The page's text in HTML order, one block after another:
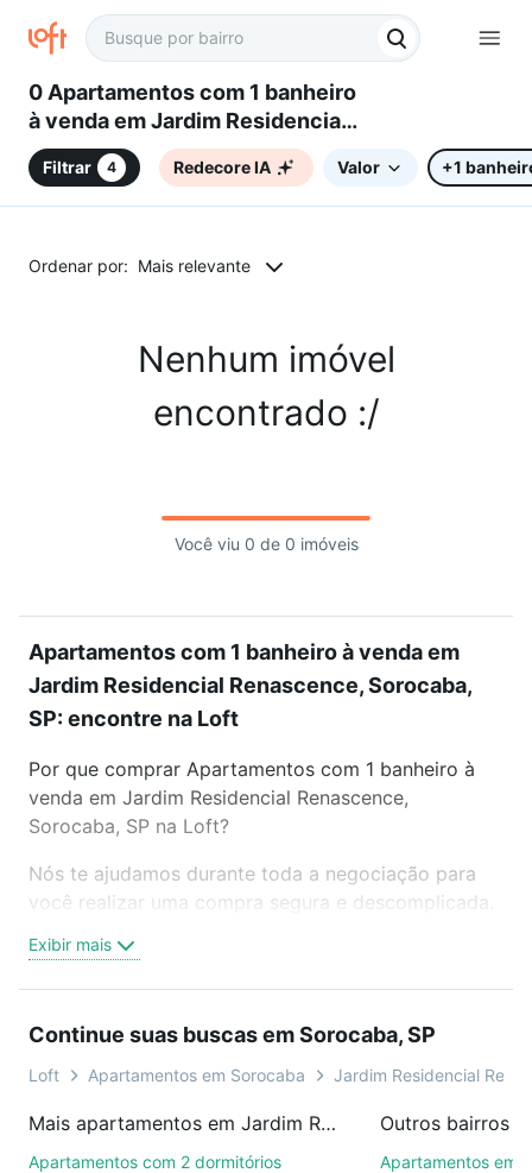
0 Apartamentos com 1 banheiro
à venda em Jardim Residencial
Renascence, Sorocaba, SP
Filtrar 4 Redecore IA Valor +1
Ordenar por: Mais relevante
Nenhum imóvel
encontrado :/
Você viu 0 de 0 imóveis
Apartamentos com 1 banheiro à venda em
Jardim Residencial Renascence, Sorocaba,
SP: encontre na Loft
Por que comprar Apartamentos com 1 banheiro à
venda em Jardim Residencial Renascence,
Sorocaba, SP na Loft?
Nós te ajudamos durante toda a negociação para
você realizar uma compra segura e descomplicada.
trabalho e do metrô, aqui você vai encontrar a
oferta ideal de Apartamentos com 1 banheiro à
Sorocaba, SP para conquistar seu sonho. Agende
uma visita presencial ou por videochamada, é grátis,
46 mil corretores e imobiliárias te ajudando na
compra, venda ou troca de imóveis.
Exibir mais
Continue suas buscas em Sorocaba, SP
Loft Apartamentos em Sorocaba Jardim Residencial
Mais apartamentos em Jardim Residencial Renascence
Apartamentos com 2 dormitórios
Outros bairros
Apartamentos em